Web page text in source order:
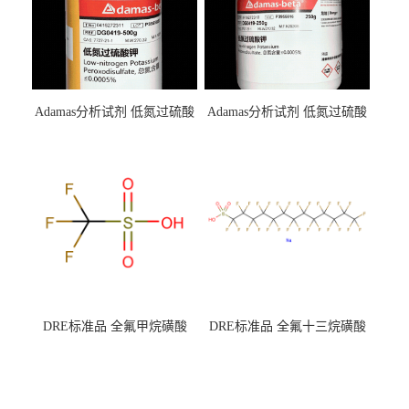
Adamas分析试剂 低氮过硫酸
（泰坦现货供应）
Adamas分析试剂 低氮过硫酸
DRE标准品 全氟甲烷磺酸
DRE标准品 全氟十三烷磺酸